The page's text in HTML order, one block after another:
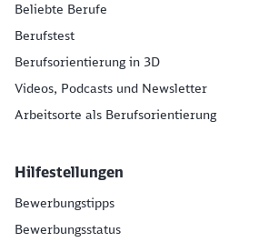
Beliebte Berufe
Berufstest
Berufsorientierung in 3D
Videos, Podcasts und Newsletter
Arbeitsorte als Berufsorientierung
Hilfestellungen
Bewerbungstipps
Bewerbungsstatus